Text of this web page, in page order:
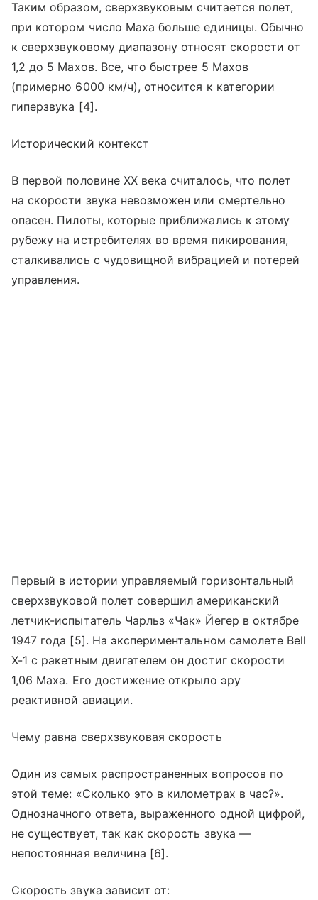
Таким образом, сверхзвуковым считается полет,
при котором число Маха больше единицы. Обычно
к сверхзвуковому диапазону относят скорости от
1,2 до 5 Махов. Все, что быстрее 5 Махов
(примерно 6000 км/ч), относится к категории
гиперзвука [4].
Исторический контекст
В первой половине XX века считалось, что полет
на скорости звука невозможен или смертельно
опасен. Пилоты, которые приближались к этому
рубежу на истребителях во время пикирования,
сталкивались с чудовищной вибрацией и потерей
управления.
Первый в истории управляемый горизонтальный
сверхзвуковой полет совершил американский
летчик-испытатель Чарльз «Чак» Йегер в октябре
1947 года [5]. На экспериментальном самолете Bell
X-1 с ракетным двигателем он достиг скорости
1,06 Маха. Его достижение открыло эру
реактивной авиации.
Чему равна сверхзвуковая скорость
Один из самых распространенных вопросов по
этой теме: «Сколько это в километрах в час?».
Однозначного ответа, выраженного одной цифрой,
не существует, так как скорость звука —
непостоянная величина [6].
Скорость звука зависит от: